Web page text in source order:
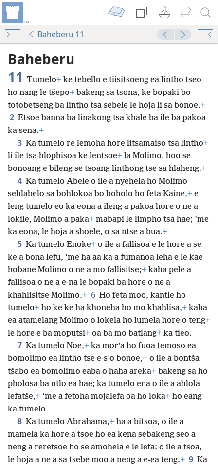
Baheberu 11
Baheberu
11 Tumelo+ ke tebello e tiisitsoeng ea lintho tseo
ho nang le tšepo+ bakeng sa tsona, ke bopaki bo
totobetseng ba lintho tsa sebele le hoja li sa bonoe.+
2 Etsoe banna ba linakong tsa khale ba ile ba pakoa
ka sena.+
3 Ka tumelo re lemoha hore litsamaiso tsa lintho+
li ile tsa hlophisoa ke lentsoe+ la Molimo, hoo se
bonoang e bileng se tsoang linthong tse sa hlaheng.+
4 Ka tumelo Abele o ile a nyehela ho Molimo
sehlabelo sa bohlokoa bo boholo ho feta Kaine,+ e
leng tumelo eo ka eona a ileng a pakoa hore o ne a
lokile, Molimo a paka+ mabapi le limpho tsa hae; ’me
ka eona, le hoja a shoele, o sa ntse a bua.+
5 Ka tumelo Enoke+ o ile a fallisoa e le hore a se
ke a bona lefu, ’me ha aa ka a fumanoa leha e le kae
hobane Molimo o ne a mo fallisitse;+ kaha pele a
fallisoa o ne a e-na le bopaki ba hore o ne a
khahlisitse Molimo.+ 6 Ho feta moo, kantle ho
tumelo+ ho ke ke ha khoneha ho mo khahlisa,+ kaha
ea atamelang Molimo o lokela ho lumela hore o teng+
le hore e ba moputsi+ oa ba mo batlang+ ka tieo.
7 Ka tumelo Noe,+ ka mor’a ho fuoa temoso ea
bomolimo ea lintho tse e-s’o bonoe,+ o ile a bontša
tšabo ea bomolimo eaba o haha areka+ bakeng sa ho
pholosa ba ntlo ea hae; ka tumelo ena o ile a ahlola
lefatše,+ ’me a fetoha mojalefa oa ho loka+ ho eang
ka tumelo.
8 Ka tumelo Abrahama,+ ha a bitsoa, o ile a
mamela ka hore a tsoe ho ea kena sebakeng seo a
neng a reretsoe ho se amohela e le lefa; o ile a tsoa,
le hoja a ne a sa tsebe moo a neng a e-ea teng.+ 9 Ka